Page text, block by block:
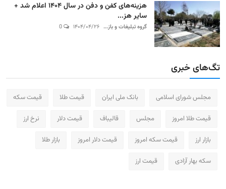
هزینه‌های کفن و دفن در سال ۱۴۰۴ اعلام شد +
سایر هز...
گروه تبلیغات و باز... ۱۴۰۴/۰۴/۲۶
تگ‌های خبری
مجلس شورای اسلامی بانک ملی ایران قیمت طلا قیمت سکه
قیمت طلا امروز مجلس قالیباف قیمت دلار نرخ ارز
بازار ارز قیمت سکه امروز قیمت دلار امروز بازار طلا
سکه بهار آزادی قیمت ارز